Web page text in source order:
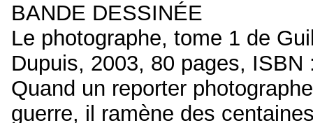
BANDE DESSINÉE
Le photographe, tome 1 de
Dupuis, 2003, 80 pages, ISBN
Quand un reporter
guerre, il ramène des